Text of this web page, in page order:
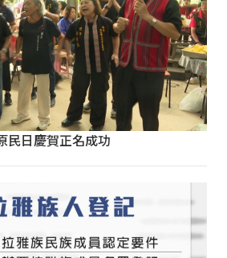
民日慶賀正名成功